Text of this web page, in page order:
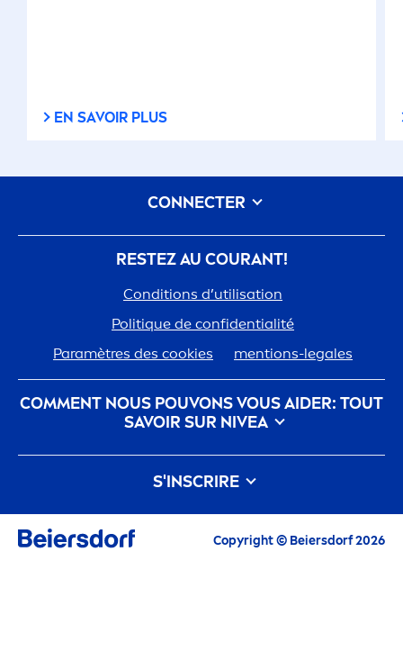
EN SAVOIR PLUS
RESTEZ AU COURANT!
Conditions d’utilisation
Politique de confidentialité
Paramètres des cookies
mentions-legales
COMMENT NOUS POUVONS VOUS AIDER: TOUT
SAVOIR SUR NIVEA
nivea-histoire
Carrières chez Beiersdorf
Notre philosophie
Contactez-nous
S'INSCRIRE
Tous les Highlights actuels, conseils de soin,
CONNECTER
Copyright © Beiersdorf 2026